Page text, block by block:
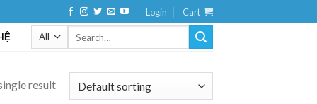
Login Cart
result